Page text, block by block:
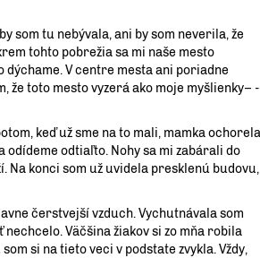
som tu nebývala, ani by som neverila, že
tohto pobrežia sa mi naše mesto
dýchame. V centre mesta ani poriadne
že toto mesto vyzerá ako moje myšlienky– -
keď už sme na to mali, mamka ochorela
odídeme odtiaľto. Nohy sa mi zabárali do
Na konci som už uvidela presklenú budovu,
čerstvejší vzduch. Vychutnávala som
Väčšina žiakov si zo mňa robila
si na tieto veci v podstate zvykla. Vždy,